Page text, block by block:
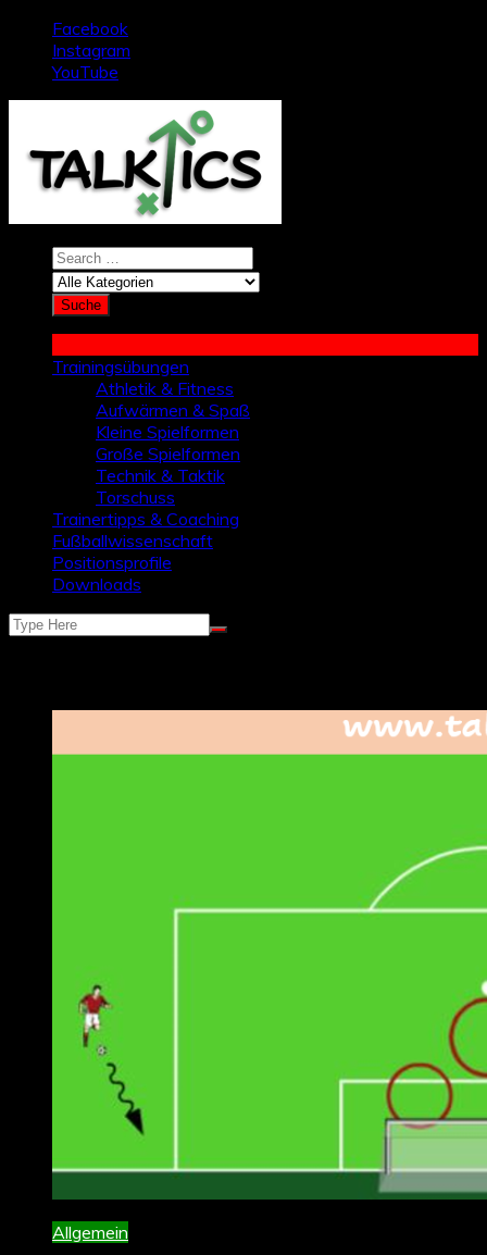
springen
Facebook
Instagram
YouTube
Trainingsübungen
Athletik & Fitness
Aufwärmen & Spaß
Kleine Spielformen
Große Spielformen
Technik & Taktik
Torschuss
Trainertipps & Coaching
Fußballwissenschaft
Positionsprofile
Downloads
Allgemein